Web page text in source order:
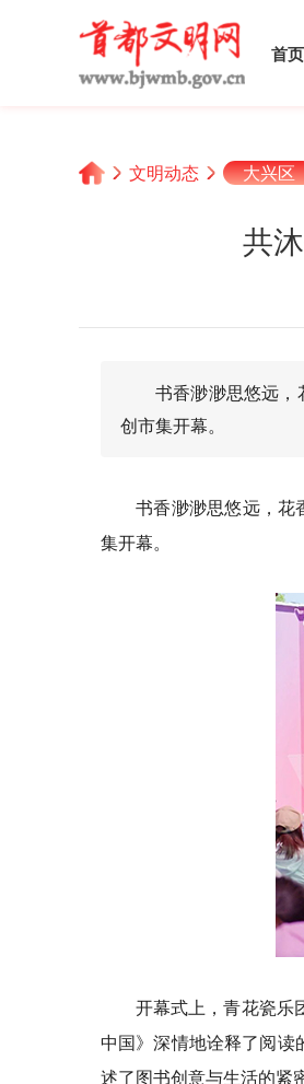
首页
文明动态 大兴区
共
书香渺渺思悠远，
创市集开幕。
书香渺渺思悠远，花
集开幕。
开幕式上，青花瓷乐
中国》深情地诠释了阅读
述了图书创意与生活的紧